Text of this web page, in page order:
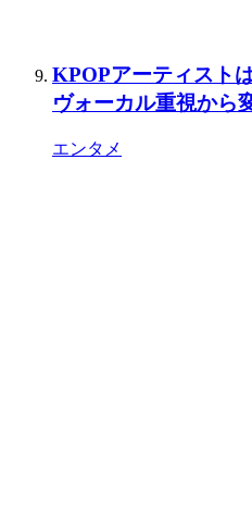
KPOPアーティスト
ヴォーカル重視から
エンタメ